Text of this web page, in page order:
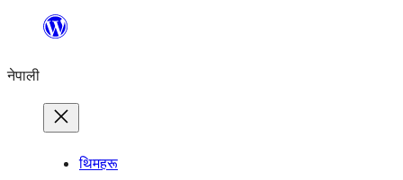
सामग्रीमा
नेपाली
थिमहरू